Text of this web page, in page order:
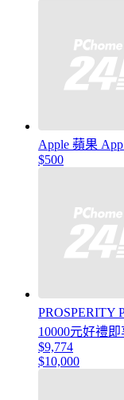
Apple 蘋果
$500
PROSPERITY
10000元好禮
$9,774
$10,000